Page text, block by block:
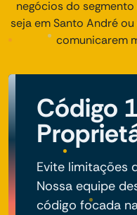
negócios do
seja em Santo André
comunicarem
Código
Evite limitações
Nossa equipe
código focada